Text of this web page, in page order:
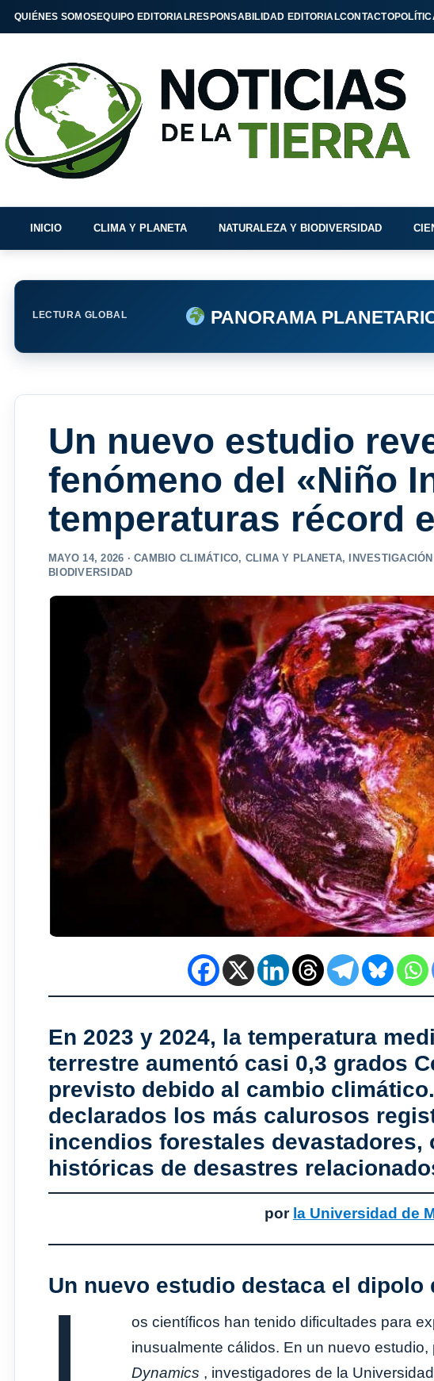
QUIÉNES SOMOSEQUIPO EDITORIALRESPONSABILIDAD EDITORIALCONTACTO
INICIO CLIMA Y PLANETA NATURALEZA Y BIODIVERSIDAD
LECTURA GLOBAL PANORAMA
Un nuevo estudio
fenómeno del «Niño
temperaturas récord
MAYO 14, 2026 ·CAMBIO CLIMÁTICO, CLIMA Y PLANETA,
BIODIVERSIDAD
En 2023 y 2024, la temperatura
terrestre aumentó casi 0,3 grados
previsto debido al cambio
declarados los más calurosos
incendios forestales devastadores,
históricas de desastres
por la Universidad de
Un nuevo estudio destaca el dipolo
os científicos han tenido dificultades para
inusualmente cálidos. En un nuevo
Dynamics , investigadores de la